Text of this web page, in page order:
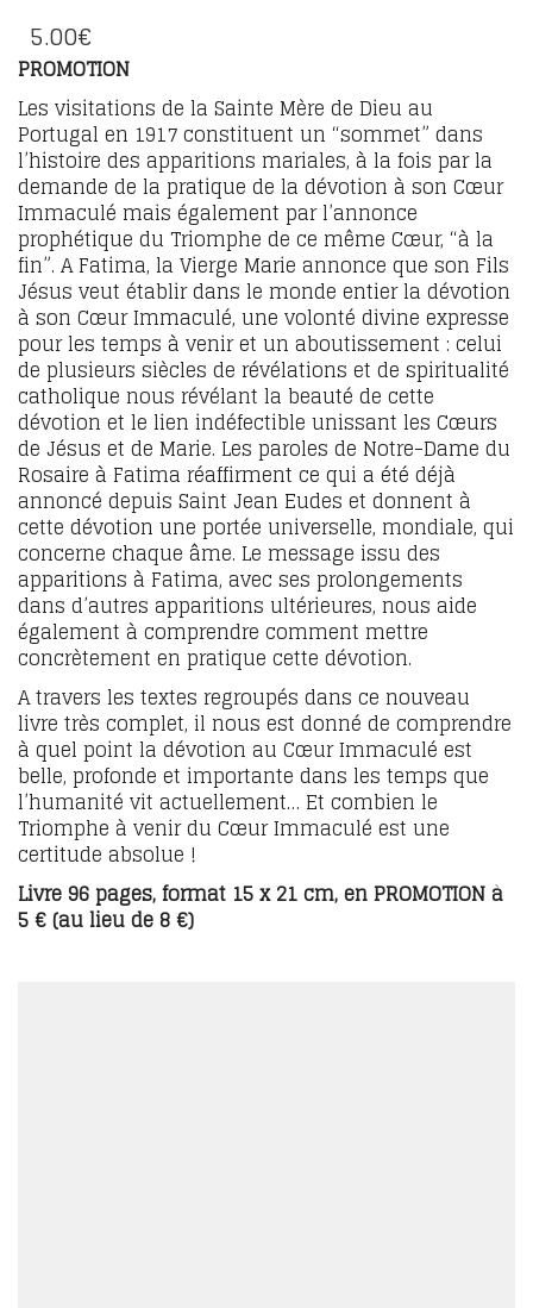
5.00€
PROMOTION
Les visitations de la Sainte Mère de Dieu au
Portugal en 1917 constituent un “sommet” dans
l’histoire des apparitions mariales, à la fois par la
demande de la pratique de la dévotion à son Cœur
Immaculé mais également par l’annonce
prophétique du Triomphe de ce même Cœur, “à la
fin”. A Fatima, la Vierge Marie annonce que son Fils
Jésus veut établir dans le monde entier la dévotion
à son Cœur Immaculé, une volonté divine expresse
pour les temps à venir et un aboutissement : celui
de plusieurs siècles de révélations et de spiritualité
catholique nous révélant la beauté de cette
dévotion et le lien indéfectible unissant les Cœurs
de Jésus et de Marie. Les paroles de Notre-Dame du
Rosaire à Fatima réaffirment ce qui a été déjà
annoncé depuis Saint Jean Eudes et donnent à
cette dévotion une portée universelle, mondiale, qui
concerne chaque âme. Le message issu des
apparitions à Fatima, avec ses prolongements
dans d’autres apparitions ultérieures, nous aide
également à comprendre comment mettre
concrètement en pratique cette dévotion.
A travers les textes regroupés dans ce nouveau
livre très complet, il nous est donné de comprendre
à quel point la dévotion au Cœur Immaculé est
belle, profonde et importante dans les temps que
l’humanité vit actuellement… Et combien le
Triomphe à venir du Cœur Immaculé est une
certitude absolue !
Livre 96 pages, format 15 x 21 cm, en PROMOTION à
5 € (au lieu de 8 €)